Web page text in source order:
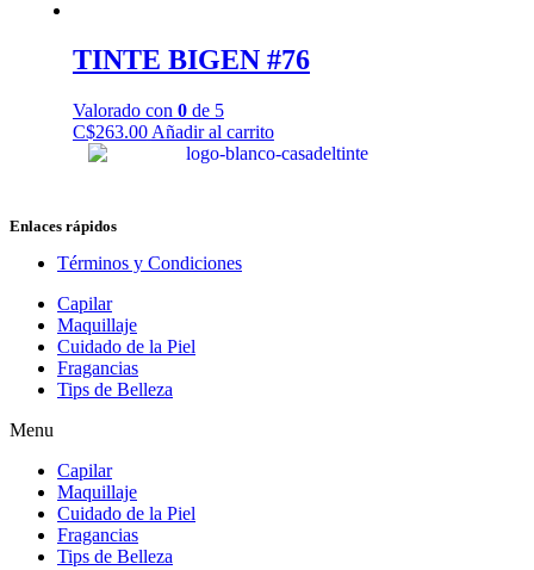
TINTE BIGEN #76
Valorado con 0de 5
C$263.00 Añadir al carrito
Enlaces rápidos
Términos y Condiciones
Capilar
Maquillaje
Cuidado de la Piel
Fragancias
Tips de Belleza
Menu
Capilar
Maquillaje
Cuidado de la Piel
Fragancias
Tips de Belleza